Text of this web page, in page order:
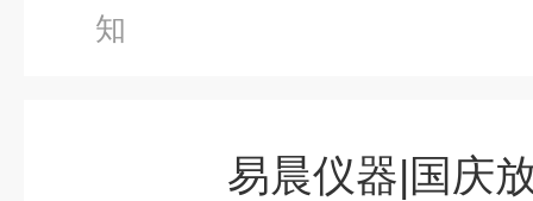
知
易晨仪器|国庆